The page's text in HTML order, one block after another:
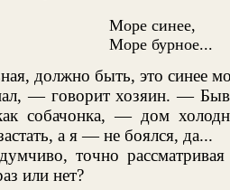
Море синее,
Море бурное...
должно быть, это синее
— говорит хозяин. —
собачонка, — дом
а я — не боялся, да...
точно
или нет?